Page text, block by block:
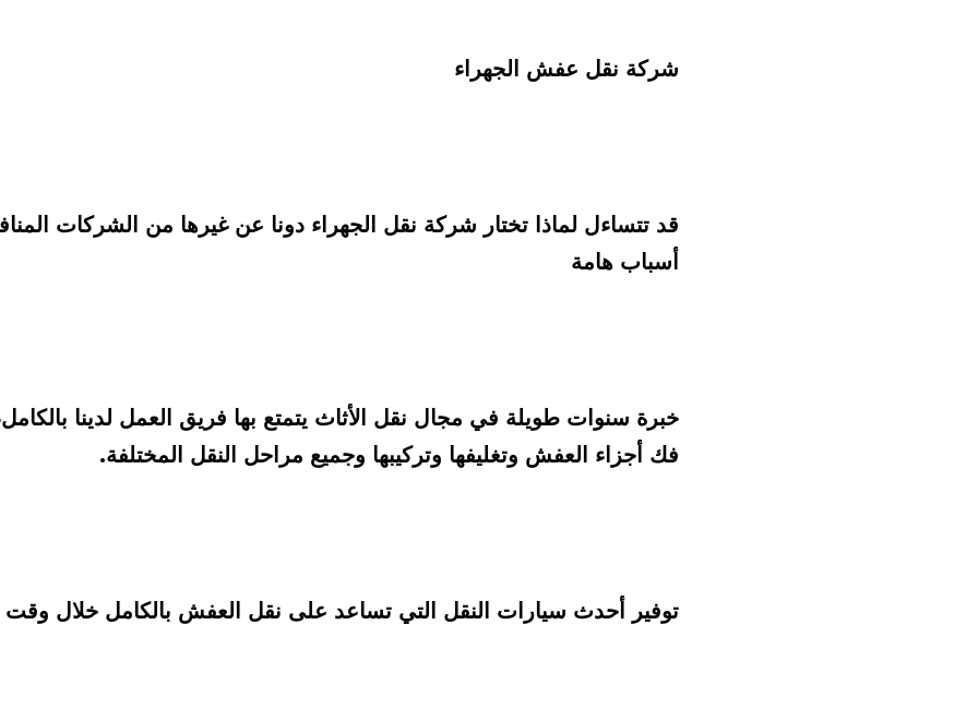
شركة نقل عفش الجهراء
أسباب هامة
فك أجزاء العفش وتغليفها وتركيبها وجميع مراحل النقل المختلفة.
توفير أحدث سيارات النقل التي تساعد على نقل العفش بالكامل خلال